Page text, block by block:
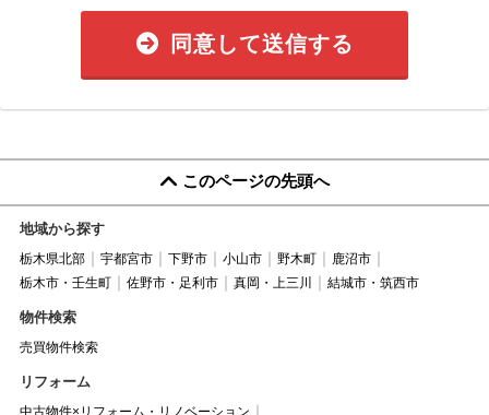
同意して送信する
このページの先頭へ
地域から探す
栃木県北部 宇都宮市 下野市 小山市 野木町
鹿沼市
栃木市・壬生町
佐野市・足利市 真岡・上三川 結城市・筑西市
物件検索
売買物件検索
リフォーム
中古物件×リフォーム・リノベーション